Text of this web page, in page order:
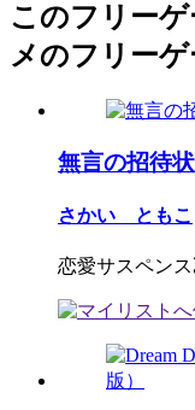
このフリー
メのフリーゲ
無言の招待状
さかい ともこ
恋愛サスペン